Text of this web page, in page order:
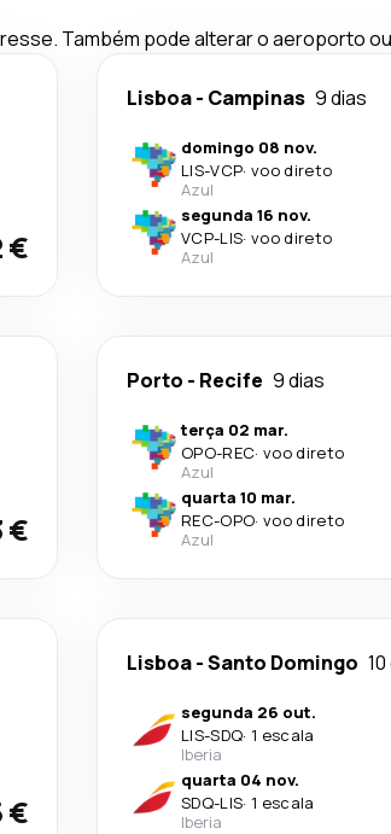
Também pode alterar o aeroporto
€
Lisboa- Campinas 9 dias
domingo 08 nov.
LIS-VCP· voo direto
Azul
segunda 16 nov.
VCP-LIS· voo direto
Azul
€
Porto - Recife 9 dias
terça 02 mar.
OPO-REC· voo direto
Azul
quarta 10 mar.
REC-OPO· voo direto
Azul
€
Lisboa-Santo Domingo
segunda 26 out.
LIS-SDQ· 1 escala
Iberia
quarta 04 nov.
SDQ-LIS· 1 escala
Iberia